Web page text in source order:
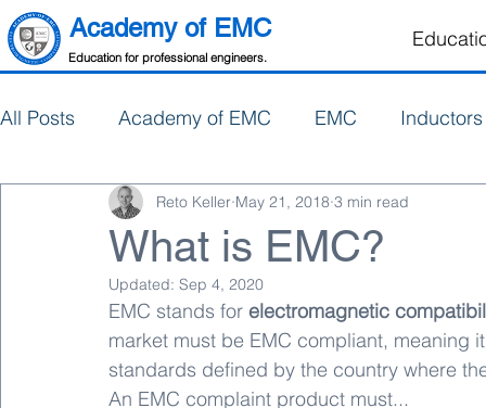
Academy of EMC
Education for professional engineers.
All Posts Academy of EMC EMC Inductors
Electronics Design PCB Design
What is EMC?
Reto Keller May 21, 2018 3 min read
Updated: Sep 4, 2020
EMC stands for electromagnetic
market must be EMC compliant,
standards defined by the country where
An EMC complaint product must...